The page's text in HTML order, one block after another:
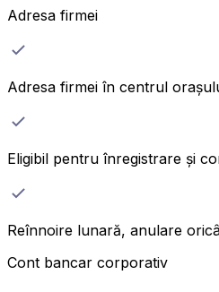
Adresa firmei
Adresa firmei în centrul
Eligibil pentru înregistrare și
Reînnoire lunară, anulare
Cont bancar corporativ